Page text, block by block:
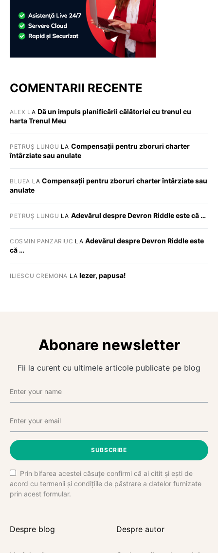
COMENTARII RECENTE
ALEX LA Dă un impuls planificării călătoriei cu trenul cu
harta Trenul Meu
PETRUȘ LUNGU LA Compensații pentru zboruri charter
întârziate sau anulate
BLUEA LACompensații pentru zboruri charter întârziate sau
anulate
PETRUȘ LUNGU LA Adevărul despre Devron Riddle este că …
COSMIN PANZARIUC LA Adevărul despre Devron Riddle este
că …
ILIESCU CREMONA LA Iezer, papusa!
Abonare newsletter
Fii la curent cu ultimele articole publicate pe blog
SUBSCRIBE
Prin bifarea acestei căsuțe confirmi că ai citit și ești de
acord cu termenii și condițiile de păstrare a datelor furnizate
prin acest formular.
Despre blog Despre autor